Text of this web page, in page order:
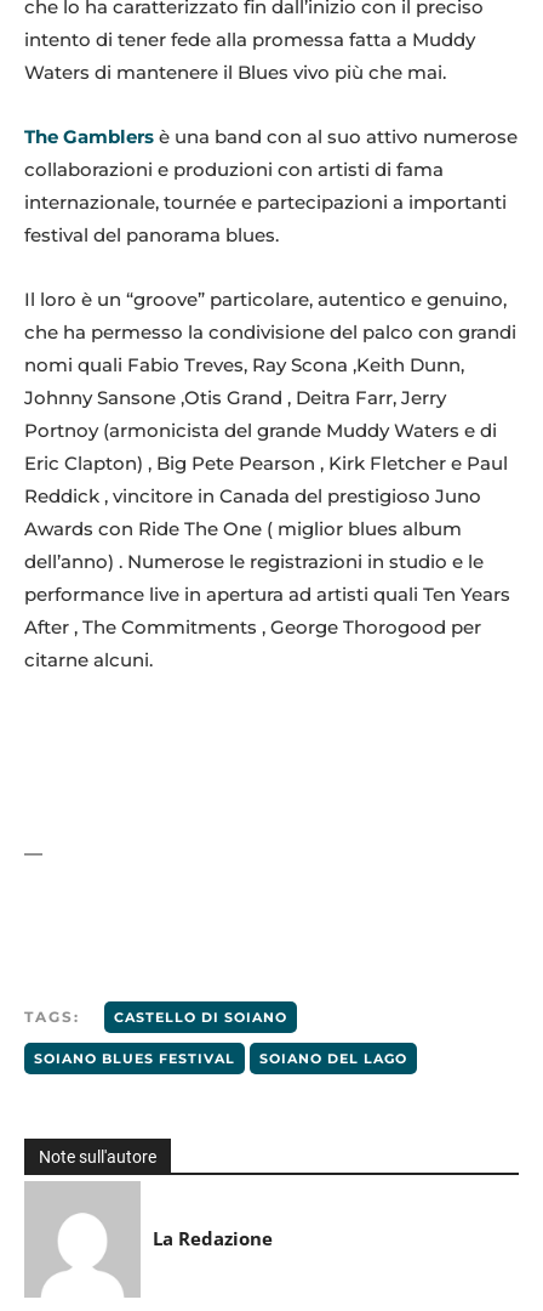
che lo ha caratterizzato fin dall’inizio con il preciso
intento di tener fede alla promessa fatta a Muddy
Waters di mantenere il Blues vivo più che mai.
The Gamblers è una band con al suo attivo numerose
collaborazioni e produzioni con artisti di fama
internazionale, tournée e partecipazioni a importanti
festival del panorama blues.
Il loro è un “groove” particolare, autentico e genuino,
che ha permesso la condivisione del palco con grandi
nomi quali Fabio Treves, Ray Scona ,Keith Dunn,
Johnny Sansone ,Otis Grand , Deitra Farr, Jerry
Portnoy (armonicista del grande Muddy Waters e di
Eric Clapton) , Big Pete Pearson , Kirk Fletcher e Paul
Reddick , vincitore in Canada del prestigioso Juno
Awards con Ride The One ( miglior blues album
dell’anno) . Numerose le registrazioni in studio e le
performance live in apertura ad artisti quali Ten Years
After , The Commitments , George Thorogood per
citarne alcuni.
—
TAGS: CASTELLO DI SOIANO
SOIANO BLUES FESTIVAL SOIANO DEL LAGO
Note sull'autore
La Redazione